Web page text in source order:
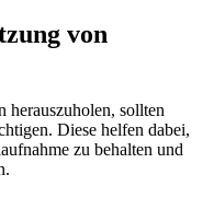
von
herauszuholen, sollten
Diese helfen dabei,
zu behalten und